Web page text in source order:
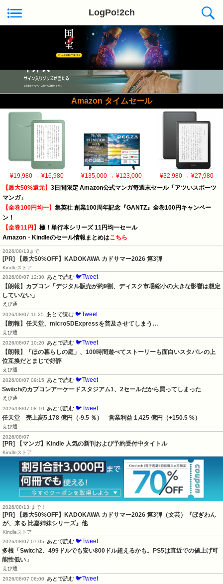
LogPo!2ch
えび通
Amazon タイムセール
¥19,980→ ¥16,980 ¥135,000 → ¥123,000 ¥32,980→ ¥27,980
【最大50%還元】 3日間限定 Amazon公式マンガ毎週末セール「アツいスポーツ
マンガ」
【全巻100円均一】 集英社 創業100周年記念『GANTZ』全巻100円キャンペー
ン！
【全巻11円】 極！単行本シリーズ 11円均一セール
Amazon・Kindleのセール情報まとめはこちら
2026/08/13まで
[PR] 【最大50%OFF】KADOKAWA カドサマー2026 第3弾
Kindleストア
2026/08/07 12:30
あとで読む 🐦Tweet
【朗報】カプコン「デジタル販売が約9割、ディスク市場縮小の大きな影響は想定
していない」
えび通
2026/08/07 11:25
あとで読む 🐦Tweet
【朗報】任天堂、microSDExpressを普及させてしまう…
えび通
2026/08/07 10:20
あとで読む 🐦Tweet
【朗報】「ほの暮らしの庭」、100時間遊べてストーリーも面白いスタバレの上
位互換だとまじで好評
えび通
2026/08/07 09:15
あとで読む 🐦Tweet
Switchのカプコンアーケードスタジアム1、2セールだから買ってしまった
えび通
2026/08/07 08:10
あとで読む 🐦Tweet
任天堂　売上高5,178 億円（-9.5 ％）　営業利益 1,425 億円（+150.5 %）
えび通
2026/08/07
[PR] 【マンガ】Kindle 人気の新刊および予約受付中タイトル
Kindleストア
2026/08/13 まで！
[PR]
【最大50%OFF】KADOKAWA カドサマー2026 第3弾（文芸）『ぼぎわん
が、来る 比嘉姉妹シリーズ』他
Kindleストア
2026/08/07 07:05
あとで読む 🐦Tweet
多根「Switch2、499ドルでも安い800ドル超えるかも。PS5は直近での値上げ可
能性低い」
えび通
2026/08/07 06:00
あとで読む 🐦Tweet